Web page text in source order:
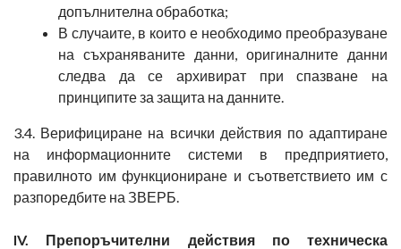
допълнителна обработка;
В случаите, в които е необходимо преобразуване
на съхраняваните данни, оригиналните данни
следва да се архивират при спазване на
принципите за защита на данните.
3.4. Верифициране на всички действия по адаптиране
на информационните системи в предприятието,
правилното им функциониране и съответствието им с
разпоредбите на ЗВЕРБ.
IV. Препоръчителни действия по техническа